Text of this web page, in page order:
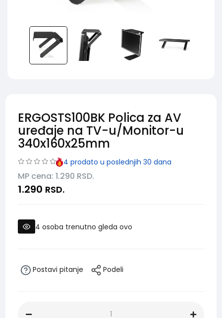
ERGOSTS100BK Polica za AV
uređaje na TV-u/Monitor-u
340x160x25mm
4 prodato u poslednjih 30 dana
MP cena: 1.290 RSD.
1.290 RSD.
4 osoba trenutno gleda ovo
Postavi pitanje Podeli